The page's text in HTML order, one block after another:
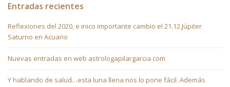
Entradas recientes
Reflexiones del 2020, e inico importante cambio el 21.12.Júpiter
Saturno en Acuario
Nuevas entradas en web astrologapilargarcia.com
Y hablando de salud…esta luna llena nos lo pone fácil. Además